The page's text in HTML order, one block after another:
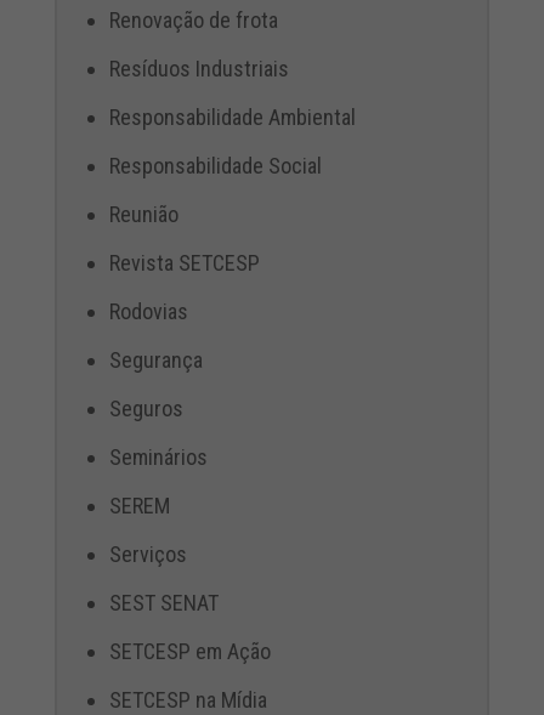
Renovação de frota
Resíduos Industriais
Responsabilidade Ambiental
Responsabilidade Social
Reunião
Revista SETCESP
Rodovias
Segurança
Seguros
Seminários
SEREM
Serviços
SEST SENAT
SETCESP em Ação
SETCESP na Mídia